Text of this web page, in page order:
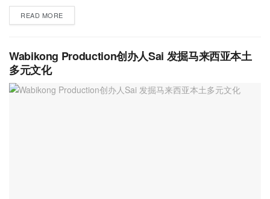
READ MORE
Wabikong Production创办人Sai 发掘马来西亚本土
多元文化